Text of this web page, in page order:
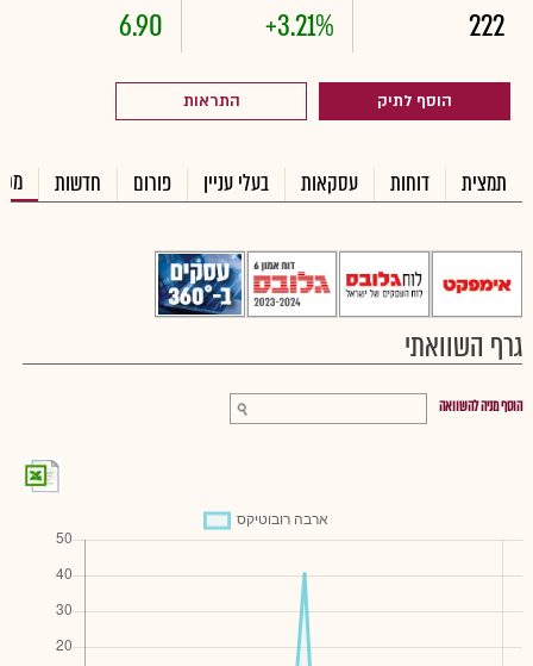
222
+3.21%
6.90
הוסף לתיק התראות
תמצית דוחות עסקאות בעלי עניין פורום חדשות
גרף השוואתי
הוסף מניה להשוואה